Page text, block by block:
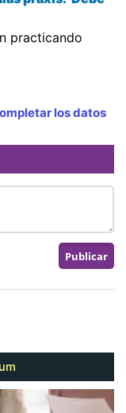
practicando
los datos